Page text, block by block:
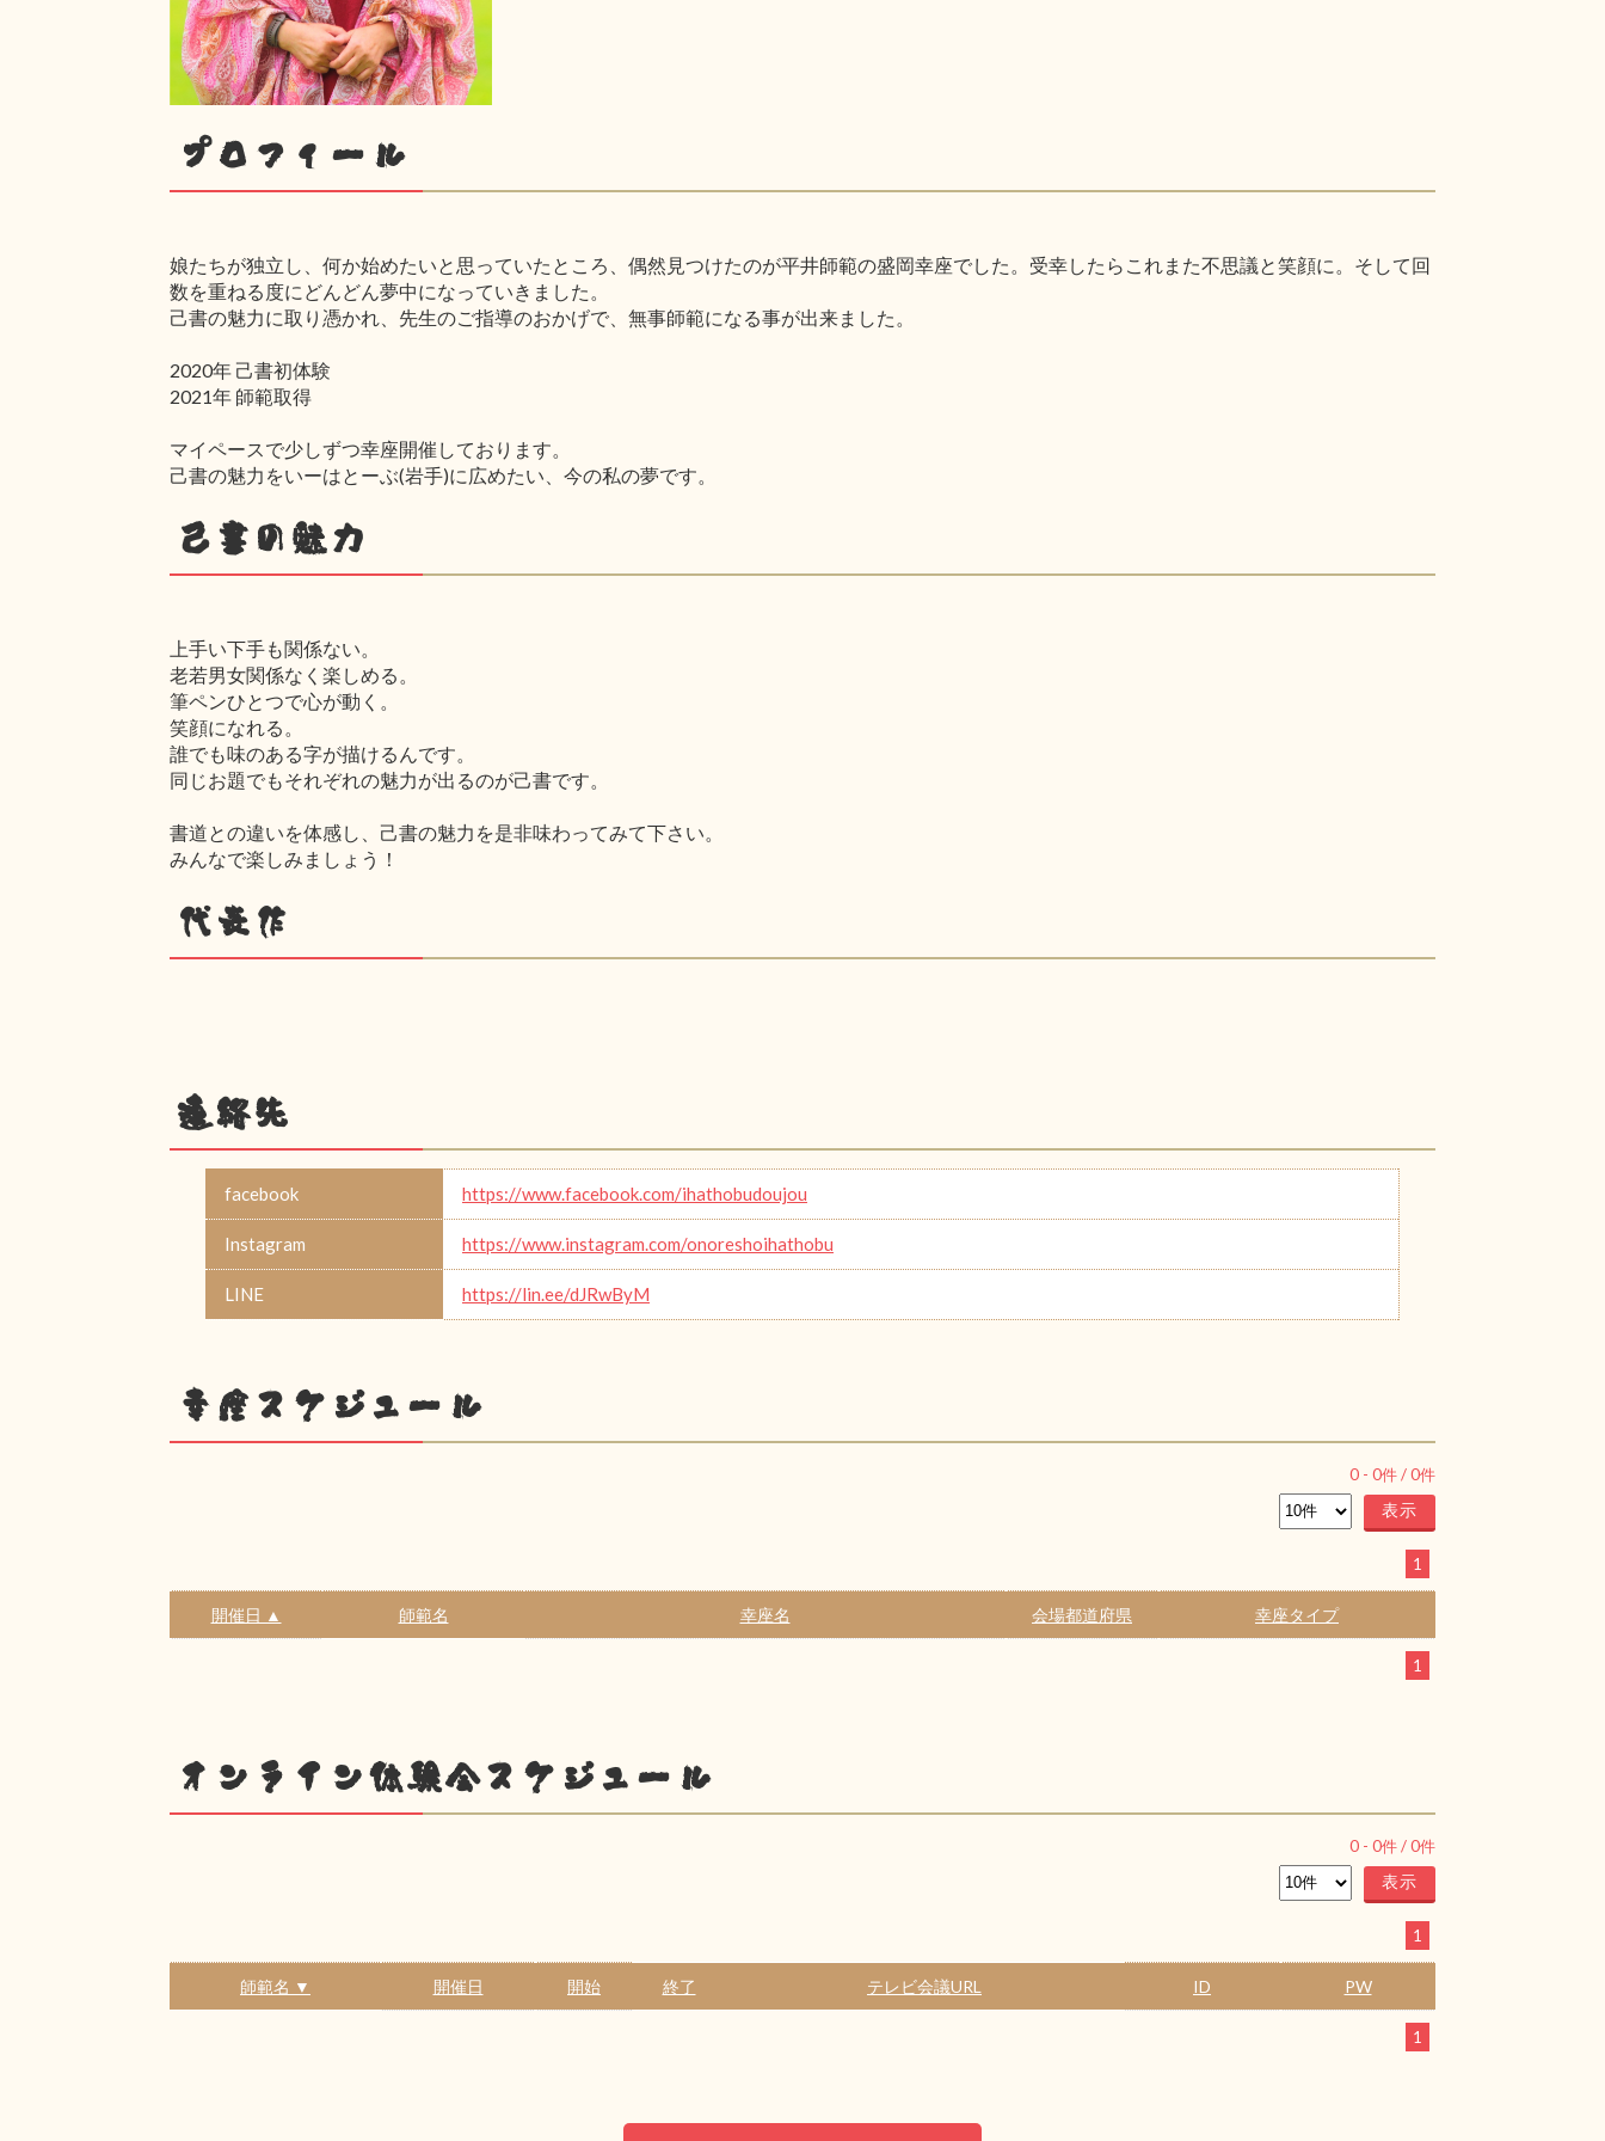
プロフィール
娘たちが独立し、何か始めたいと思っていたところ、偶然見つけたのが平井師範の盛岡幸座でした。受幸したらこれまた不思議と笑顔に。そして回
数を重ねる度にどんどん夢中になっていきました。
己書の魅力に取り憑かれ、先生のご指導のおかげで、無事師範になる事が出来ました。
2020年 己書初体験
2021年 師範取得
マイペースで少しずつ幸座開催しております。
己書の魅力をいーはとーぶ(岩手)に広めたい、今の私の夢です。
己書の魅力
上手い下手も関係ない。
老若男女関係なく楽しめる。
筆ペンひとつで心が動く。
笑顔になれる。
誰でも味のある字が描けるんです。
同じお題でもそれぞれの魅力が出るのが己書です。
書道との違いを体感し、己書の魅力を是非味わってみて下さい。
みんなで楽しみましょう！
代表作
連絡先
facebook https://www.facebook.com/ihathobudoujou
Instagram https://www.instagram.com/onoreshoihathobu
LINE https://lin.ee/dJRwByM
幸座スケジュール
0 - 0件 /0件
1
開催日 ▲ 師範名 幸座名 会場都道府県 幸座タイプ
1
オンライン体験会スケジュール
0 - 0件 /0件
1
師範名 ▼ 開催日 開始 終了 テレビ会議URL ID PW
1